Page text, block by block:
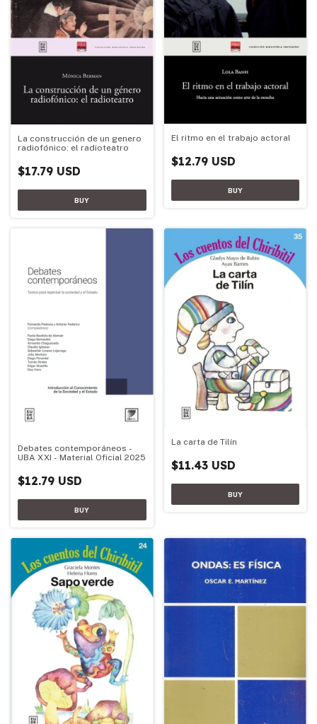
La construcción de un genero
radiofónico: el radioteatro
$17.79 USD
El ritmo en el trabajo actoral
$12.79 USD
Debates contemporáneos -
UBA XXI - Material Oficial 2025
$12.79 USD
La carta de Tilín
$11.43 USD